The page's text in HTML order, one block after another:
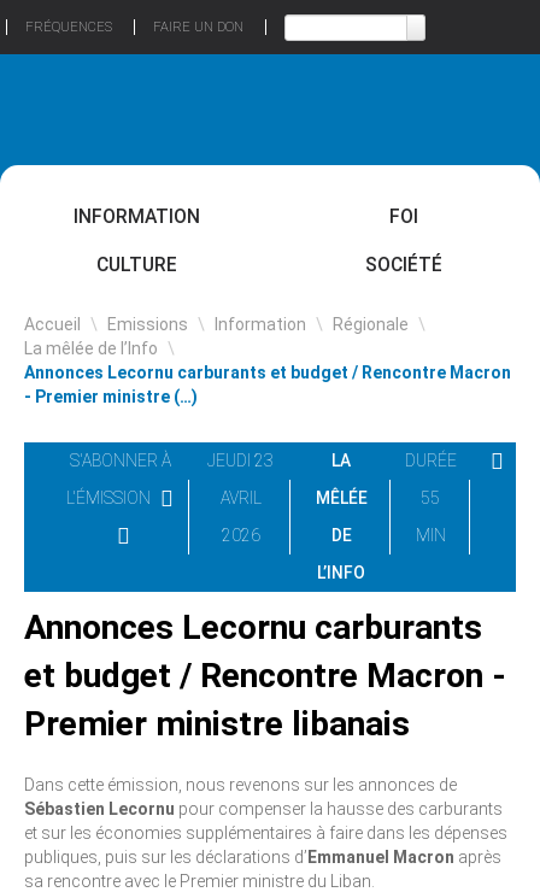
FRÉQUENCES FAIRE UN DON
INFORMATION FOI
CULTURE SOCIÉTÉ
Accueil \ Emissions \ Information \ Régionale \
La mêlée de l’Info \
Annonces Lecornu carburants et budget / Rencontre Macron
- Premier ministre (…)
S'ABONNER À
L'ÉMISSION
JEUDI 23
AVRIL
2026
LA
MÊLÉE
DE
L’INFO
DURÉE
55
MIN
Annonces Lecornu carburants
et budget / Rencontre Macron -
Premier ministre libanais
Dans cette émission, nous revenons sur les annonces de
Sébastien Lecornu pour compenser la hausse des carburants
et sur les économies supplémentaires à faire dans les dépenses
publiques, puis sur les déclarations d’ Emmanuel Macron après
sa rencontre avec le Premier ministre du Liban.